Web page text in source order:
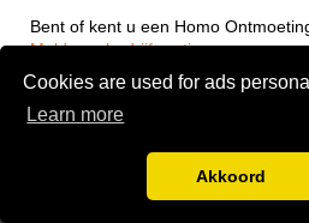
Cookies are used for ads
Learn more
Akkoord
Bent of kent u een Homo
Meld een bedrijf gratis aan